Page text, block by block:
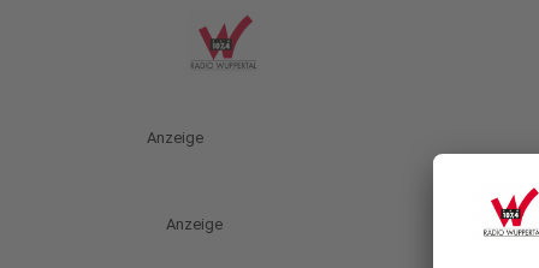
Anzeige
Anzeige